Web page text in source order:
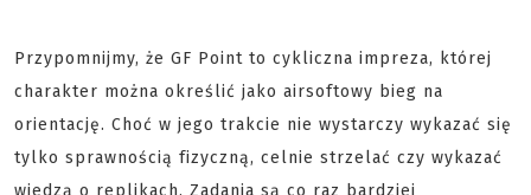
Przypomnijmy, że GF Point to cykliczna impreza, której
charakter można określić jako airsoftowy bieg na
orientację. Choć w jego trakcie nie wystarczy wykazać się
tylko sprawnością fizyczną, celnie strzelać czy wykazać
wiedzą o replikach. Zadania są co raz bardziej